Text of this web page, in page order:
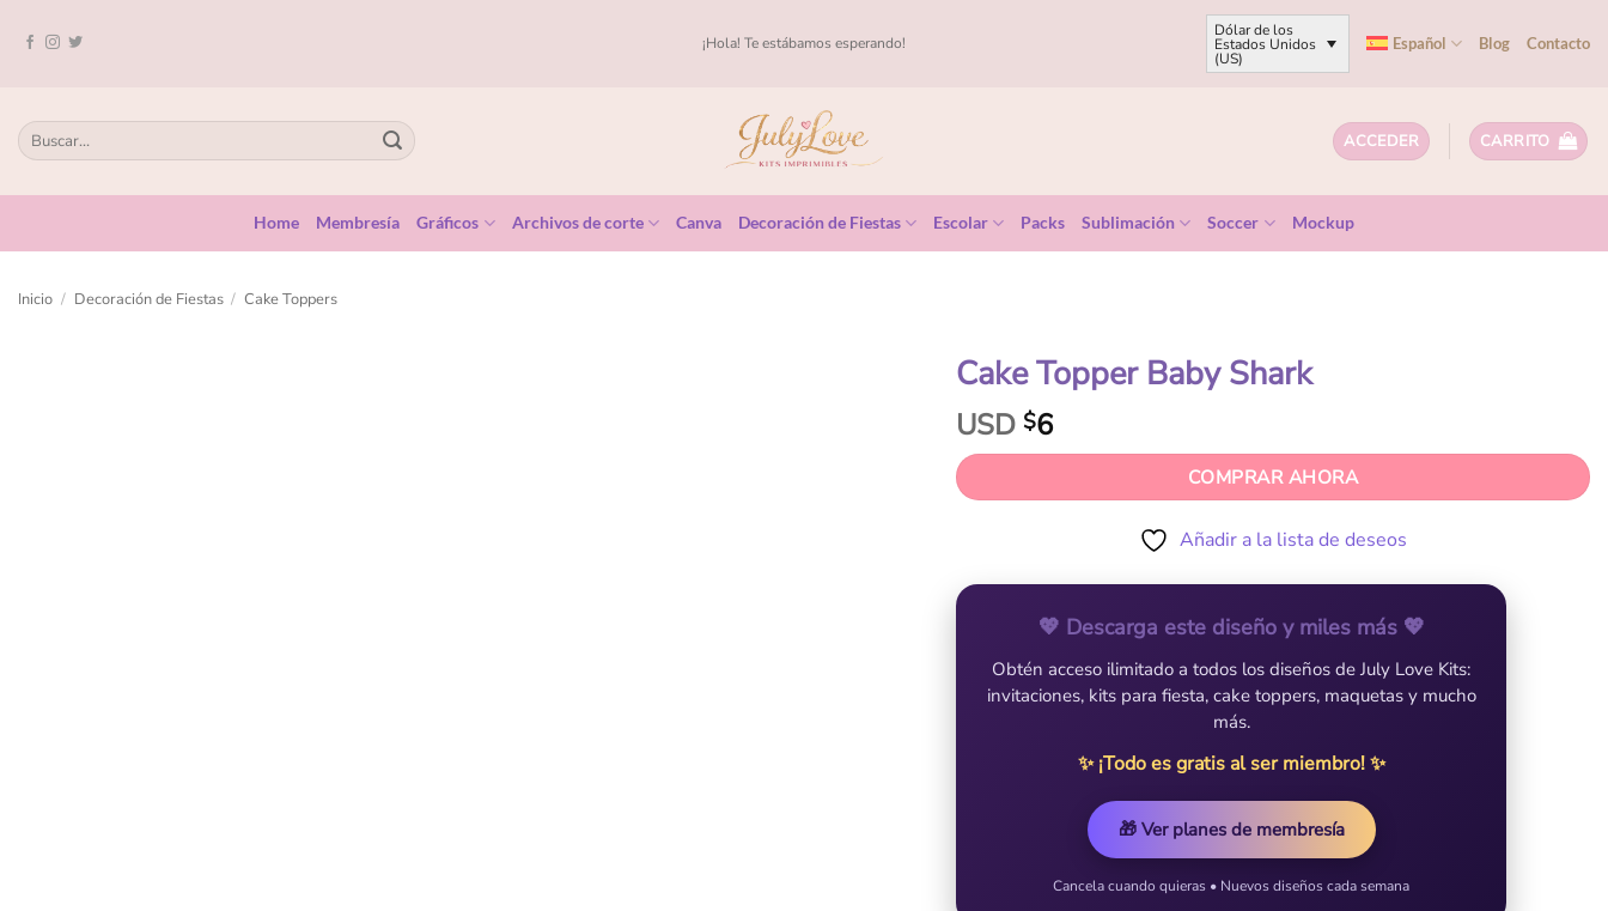
¡Hola! Te estábamos esperando!
Dólar de los
Estados Unidos
(US)
Español Blog Contacto
ACCEDER CARRITO
Home Membresía Gráficos Archivos de corte Canva Decoración de Fiestas Escolar Packs Sublimación Soccer Mockup
Inicio / Decoración de Fiestas / Cake Toppers
Cake Topper Baby Shark
USD $6
COMPRAR AHORA
Añadir a la lista de deseos
💖 Descarga este diseño y miles más 💖
Obtén acceso ilimitado a todos los diseños de July Love Kits:
invitaciones, kits para fiesta, cake toppers, maquetas y mucho
más.
✨ ¡Todo es gratis al ser miembro! ✨
🎁 Ver planes de membresía
Cancela cuando quieras • Nuevos diseños cada semana